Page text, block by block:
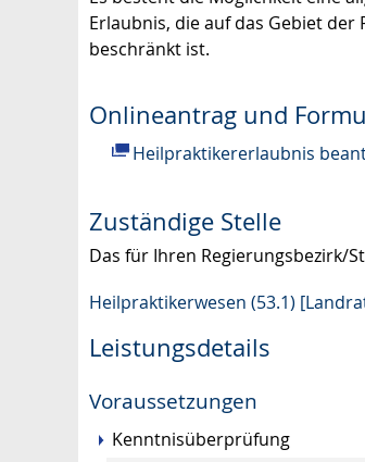
Erlaubnis, die auf das Gebiet
beschränkt ist.
Onlineantrag und
Heilpraktikererlaubnis
Zuständige Stelle
Das für Ihren Regierungsbezirk/
Heilpraktikerwesen (53.1)
Leistungsdetails
Voraussetzungen
Kenntnisüberprüfung